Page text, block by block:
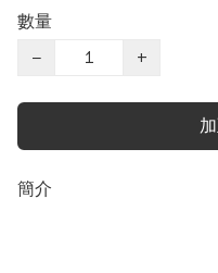
數量
−
+
簡介